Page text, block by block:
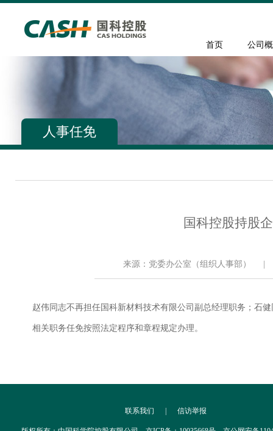
首页 公司
人事任免
国科控股持股
来源：党委办公室（组织人事部）
赵伟同志不再担任国科新材料技术有限公司副总经理职务；石
相关职务任免按照法定程序和章程规定办理。
联系我们 | 信访举报